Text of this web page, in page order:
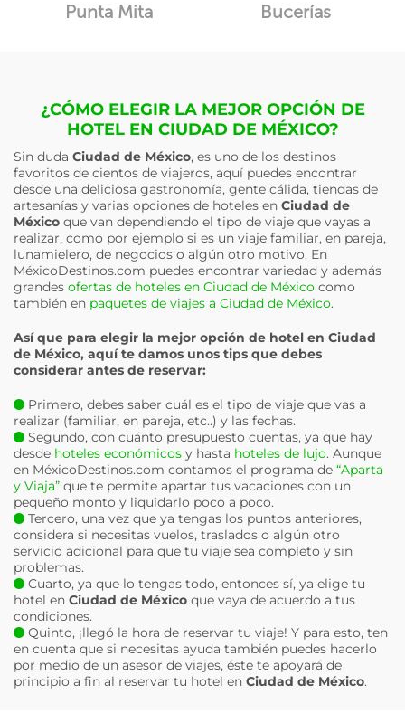
Punta Mita Bucerías
¿CÓMO ELEGIR LA MEJOR OPCIÓN DE
HOTEL EN CIUDAD DE MÉXICO?
Sin duda Ciudad de México, es uno de los destinos
favoritos de cientos de viajeros, aquí puedes encontrar
desde una deliciosa gastronomía, gente cálida, tiendas de
artesanías y varias opciones de hoteles en Ciudad de
México que van dependiendo el tipo de viaje que vayas a
realizar, como por ejemplo si es un viaje familiar, en pareja,
lunamielero, de negocios o algún otro motivo. En
MéxicoDestinos.com puedes encontrar variedad y además
grandes ofertas de hoteles en Ciudad de México como
también en paquetes de viajes a Ciudad de México.
Así que para elegir la mejor opción de hotel en Ciudad
de México, aquí te damos unos tips que debes
considerar antes de reservar:
Primero, debes saber cuál es el tipo de viaje que vas a
realizar (familiar, en pareja, etc..) y las fechas.
Segundo, con cuánto presupuesto cuentas, ya que hay
desde hoteles económicos y hasta hoteles de lujo. Aunque
en MéxicoDestinos.com contamos el programa de “Aparta
y Viaja” que te permite apartar tus vacaciones con un
pequeño monto y liquidarlo poco a poco.
Tercero, una vez que ya tengas los puntos anteriores,
considera si necesitas vuelos, traslados o algún otro
servicio adicional para que tu viaje sea completo y sin
problemas.
Cuarto, ya que lo tengas todo, entonces sí, ya elige tu
hotel en Ciudad de México que vaya de acuerdo a tus
condiciones.
Quinto, ¡llegó la hora de reservar tu viaje! Y para esto, ten
en cuenta que si necesitas ayuda también puedes hacerlo
por medio de un asesor de viajes, éste te apoyará de
principio a fin al reservar tu hotel en Ciudad de México.